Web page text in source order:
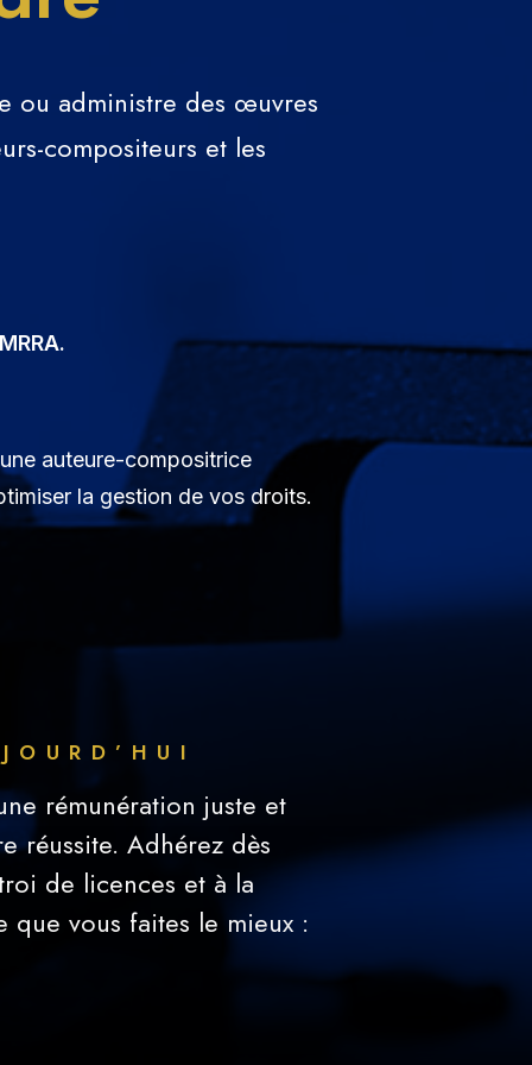
ou administre des œuvres
compositeurs et les
auteure-compositrice
la gestion de vos droits.
rémunération juste et
réussite. Adhérez dès
de licences et à la
vous faites le mieux :